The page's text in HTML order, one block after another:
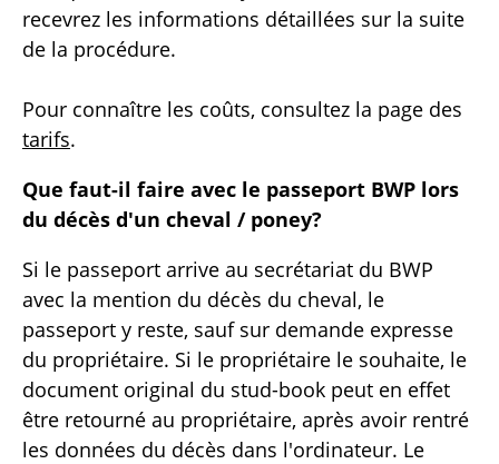
recevrez les informations détaillées sur la suite
de la procédure.
Pour connaître les coûts, consultez la page des
tarifs.
Que faut-il faire avec le passeport BWP lors
du décès d'un cheval / poney?
Si le passeport arrive au secrétariat du BWP
avec la mention du décès du cheval, le
passeport y reste, sauf sur demande expresse
du propriétaire. Si le propriétaire le souhaite, le
document original du stud-book peut en effet
être retourné au propriétaire, après avoir rentré
les données du décès dans l'ordinateur. Le